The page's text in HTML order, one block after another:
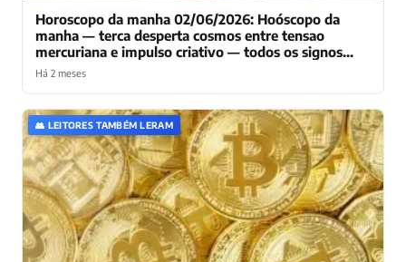
Horoscopo da manha 02/06/2026: Hoóscopo da
manha — terca desperta cosmos entre tensao
mercuriana e impulso criativo — todos os signos
navegam dilema comunicativo
Há 2 meses
👥 LEITORES TAMBÉM LERAM